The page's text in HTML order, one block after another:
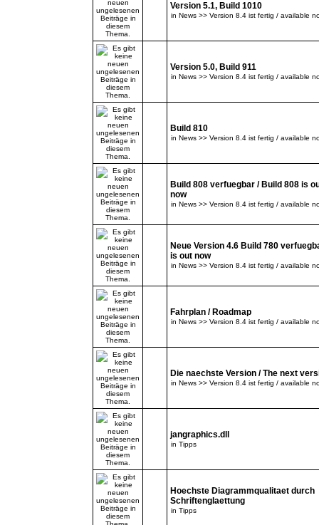
Version 5.1, Build 1010
in News >> Version 8.4 ist fertig / available
Version 5.0, Build 911
in News >> Version 8.4 ist fertig / available
Build 810
in News >> Version 8.4 ist fertig / available
Build 808 verfuegbar / Build 808 is
now
in News >> Version 8.4 ist fertig / available
Neue Version 4.6 Build 780
is out now
in News >> Version 8.4 ist fertig / available
Fahrplan / Roadmap
in News >> Version 8.4 ist fertig / available
Die naechste Version / The next
in News >> Version 8.4 ist fertig / available
jangraphics.dll
in Tipps
Hoechste Diagrammqualitaet durch
Schriftenglaettung
in Tipps